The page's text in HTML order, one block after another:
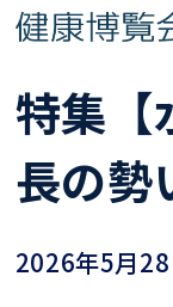
特集
長の勢
2026年5月28